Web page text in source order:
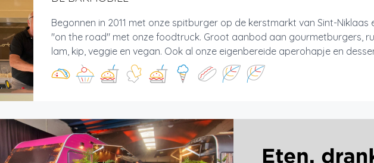
Begonnen in 2011 met onze spitburger op de kerstmarkt van Sint-Niklaas
"on the road" met onze foodtruck. Groot aanbod aan gourmetburgers,
lam, kip, veggie en vegan. Ook al onze eigenbereide aperohapje en